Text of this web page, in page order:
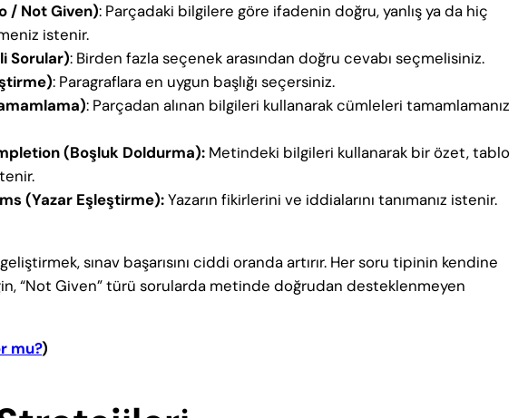
/ Not Given): Parçadaki bilgilere göre ifadenin doğru, yanlış ya da hiç
istenir.
Sorular): Birden fazla seçenek arasından doğru cevabı seçmelisiniz.
: Paragraflara en uygun başlığı seçersiniz.
: Parçadan alınan bilgileri kullanarak cümleleri tamamlamanız
(Boşluk Doldurma): Metindeki bilgileri kullanarak bir özet, tablo
(Yazar Eşleştirme):Yazarın fikirlerini ve iddialarını tanımanız istenir.
sınav başarısını ciddi oranda artırır. Her soru tipinin kendine
“Not Given” türü sorularda metinde doğrudan desteklenmeyen
mu?)